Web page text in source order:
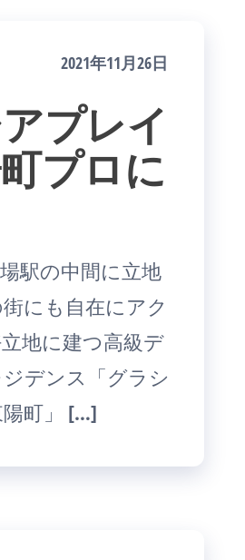
2021年11月26日
プレイ
プロに
駅の中間に立地
にも自在にアク
地に建つ高級デ
デンス「グラシ
町」 […]